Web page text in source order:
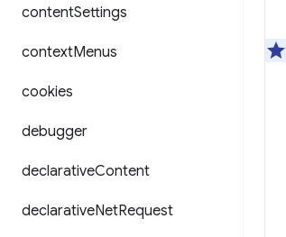
contentSettings
contextMenus
cookies
debugger
declarativeContent
declarativeNetRequest